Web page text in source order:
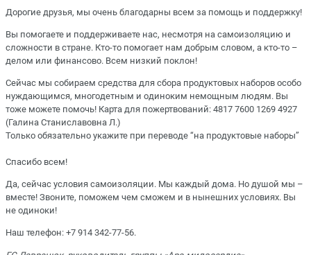
Дорогие друзья, мы очень благодарны всем за помощь и поддержку!
Вы помогаете и поддерживаете нас, несмотря на самоизоляцию и
сложности в стране. Кто-то помогает нам добрым словом, а кто-то –
делом или финансово. Всем низкий поклон!
Сейчас мы собираем средства для сбора продуктовых наборов особо
нуждающимся, многодетным и одиноким немощным людям. Вы
тоже можете помочь! Карта для пожертвований: 4817 7600 1269 4927
(Галина Станиславовна Л.)
Только обязательно укажите при переводе “на продуктовые наборы”
Спасибо всем!
Да, сейчас условия самоизоляции. Мы каждый дома. Но душой мы –
вместе! Звоните, поможем чем сможем и в нынешних условиях. Вы
не одиноки!
Наш телефон: +7 914 342-77-56.